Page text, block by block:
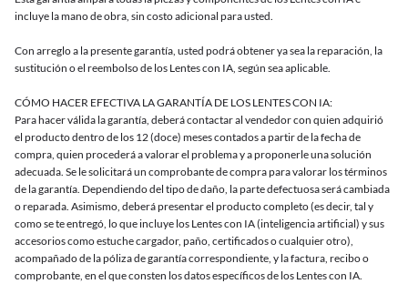
incluye la mano de obra, sin costo adicional para usted.
Con arreglo a la presente garantía, usted podrá obtener ya sea la reparación, la
sustitución o el reembolso de los Lentes con IA, según sea aplicable.
CÓMO HACER EFECTIVA LA GARANTÍA DE LOS LENTES CON IA:
Para hacer válida la garantía, deberá contactar al vendedor con quien adquirió
el producto dentro de los 12 (doce) meses contados a partir de la fecha de
compra, quien procederá a valorar el problema y a proponerle una solución
adecuada. Se le solicitará un comprobante de compra para valorar los términos
de la garantía. Dependiendo del tipo de daño, la parte defectuosa será cambiada
o reparada. Asimismo, deberá presentar el producto completo (es decir, tal y
como se te entregó, lo que incluye los Lentes con IA (inteligencia artificial) y sus
accesorios como estuche cargador, paño, certificados o cualquier otro),
acompañado de la póliza de garantía correspondiente, y la factura, recibo o
comprobante, en el que consten los datos específicos de los Lentes con IA.